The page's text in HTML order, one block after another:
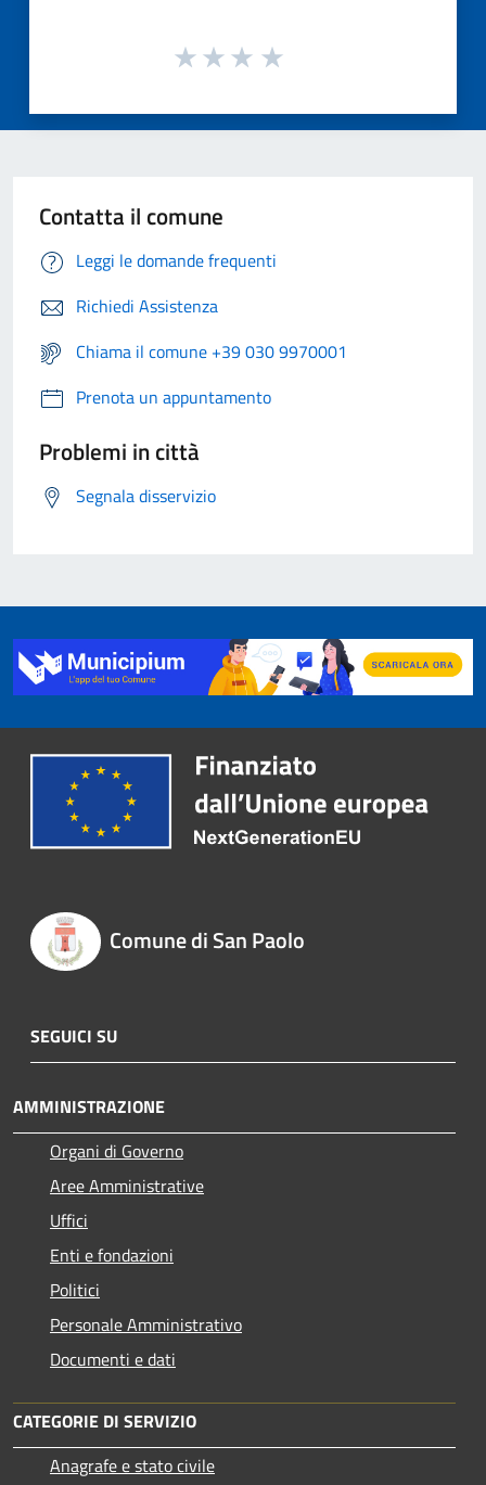
Contatta il comune
Leggi le domande frequenti
Richiedi Assistenza
Chiama il comune +39 030 9970001
Prenota un appuntamento
Problemi in città
Segnala disservizio
Comune di San Paolo
SEGUICI SU
AMMINISTRAZIONE
Organi di Governo
Aree Amministrative
Uffici
Enti e fondazioni
Politici
Personale Amministrativo
Documenti e dati
CATEGORIE DI SERVIZIO
Anagrafe e stato civile